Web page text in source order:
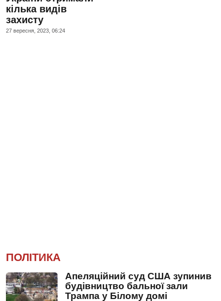
кілька видів
захисту
27 вересня, 2023, 06:24
ПОЛІТИКА
Апеляційний суд США зупинив
будівництво бальної зали
Трампа у Білому домі